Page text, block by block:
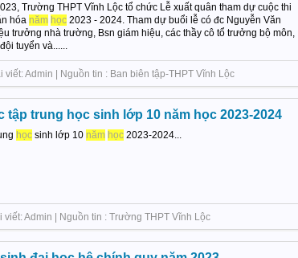
Trường THPT Vĩnh Lộc tổ chức Lễ xuất quân tham dự cuộc thi
hóa năm học2023 - 2024. Tham dự buổi lễ có đc Nguyễn Văn
trưởng nhà trường, Bsn giám hiệu, các thầy cô tổ trưởng bộ môn,
tuyển và......
Admin | Nguồn tin : Ban biên tập-THPT Vĩnh Lộc
tập trung học sinh lớp 10 năm học 2023-2024
họcsinh lớp 10 năm học2023-2024...
Admin | Nguồn tin : Trường THPT Vĩnh Lộc